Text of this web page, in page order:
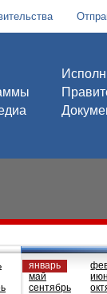
январь
май
сентябрь